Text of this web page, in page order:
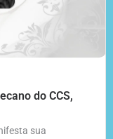
do CCS,
sua